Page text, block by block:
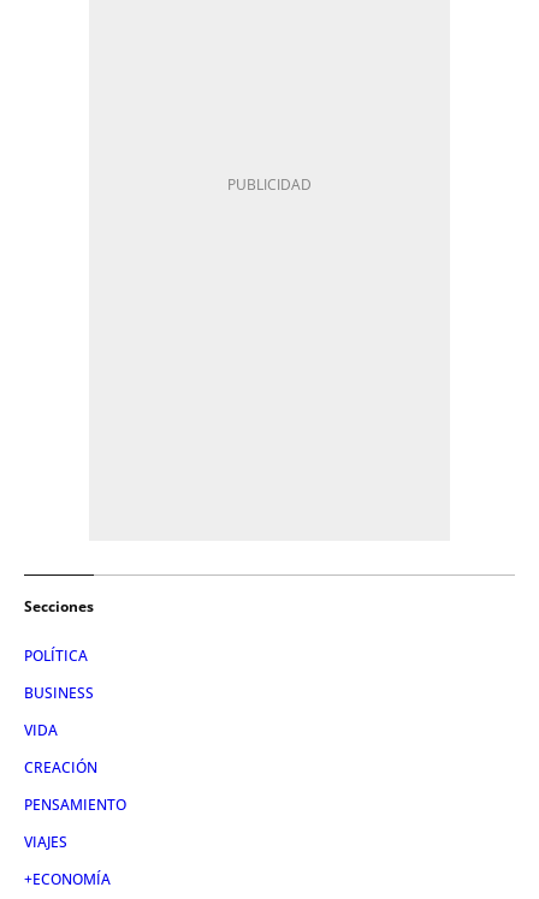
Secciones
POLÍTICA
BUSINESS
VIDA
CREACIÓN
PENSAMIENTO
VIAJES
+ECONOMÍA